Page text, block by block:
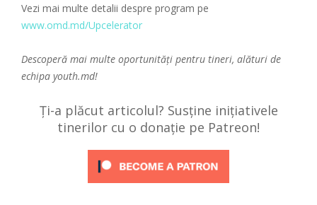
Vezi mai multe detalii despre program pe
www.omd.md/Upcelerator
Descoperă mai multe oportunități pentru tineri, alături de
echipa youth.md!
Ți-a plăcut articolul? Susține inițiativele
tinerilor cu o donație pe Patreon!